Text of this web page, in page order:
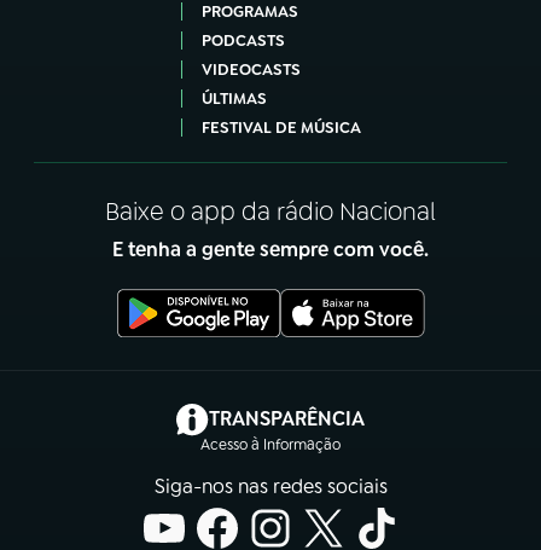
PROGRAMAS
PODCASTS
VIDEOCASTS
ÚLTIMAS
FESTIVAL DE MÚSICA
Baixe o app da rádio Nacional
E tenha a gente sempre com você.
TRANSPARÊNCIA
Acesso à Informação
(abre em nova aba)
Siga-nos nas redes sociais